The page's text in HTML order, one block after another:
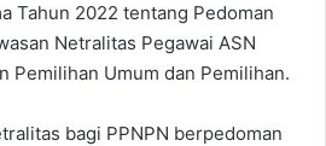
Tahun 2022 tentang Pedoman
Netralitas Pegawai ASN
Pemilihan Umum dan Pemilihan.
bagi PPNPN berpedoman